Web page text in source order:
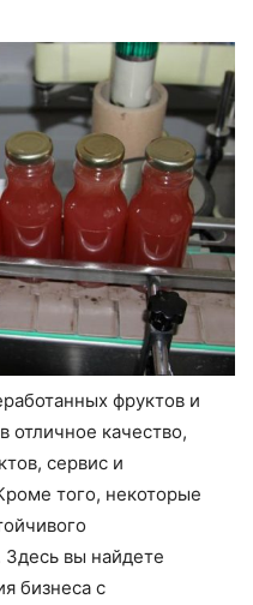
фруктов и
качество,
сервис и
того, некоторые
Здесь вы найдете
бизнеса с